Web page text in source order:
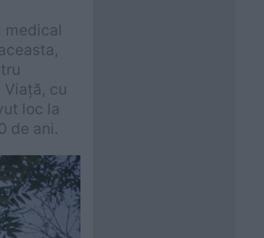
medical
cu
loc la
de ani.